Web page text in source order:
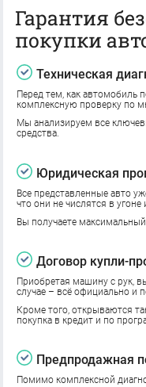
Гарантия
покупки
Техническая
Перед тем, как автомобиль
комплексную проверку по
Мы анализируем все
средства.
Юридическая
Все представленные авто
что они не числятся в угоне
Вы получаете
Договор купли-
Приобретая машину с рук,
случае – всё официально и
Кроме того, открываются
покупка в кредит и по
Предпродажная
Помимо комплексной